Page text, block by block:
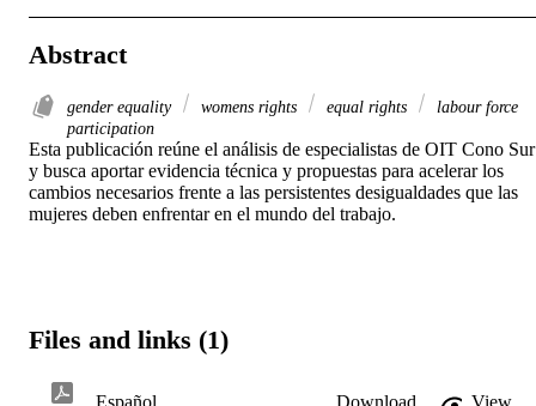
Abstract
gender equality womens rights equal rights
labour force
participation
Esta publicación reúne el análisis de especialistas de OIT Cono Sur
y busca aportar evidencia técnica y propuestas para acelerar los
cambios necesarios frente a las persistentes desigualdades que las
mujeres deben enfrentar en el mundo del trabajo.
Files and links (1)
Español Download
View